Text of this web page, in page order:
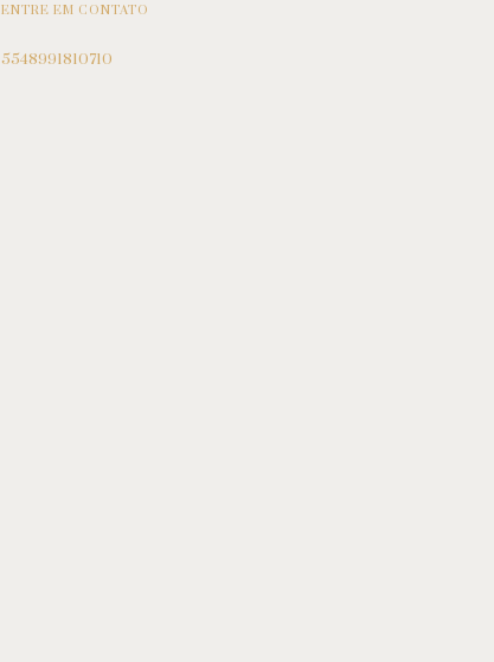
ENTRE EM CONTATO
5548991810710